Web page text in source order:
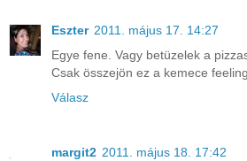
Eszter 2011. május 17. 14:27
Egye fene. Vagy betüzelek a
Csak összejön ez a kemece
Válasz
margit2 2011. május 18. 17:42